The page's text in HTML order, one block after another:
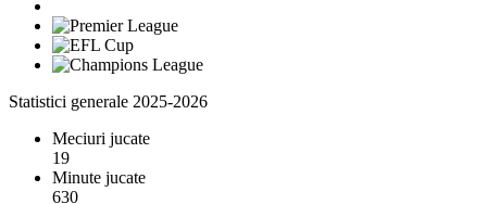
Statistici generale 2025-2026
Meciuri jucate
19
Minute jucate
630